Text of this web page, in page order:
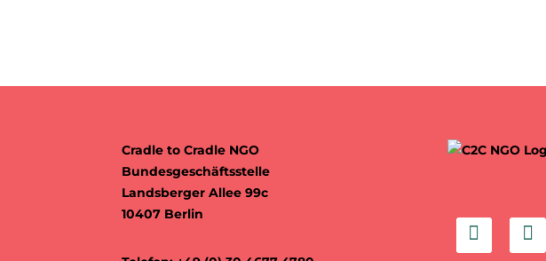
Cradle to Cradle NGO
Bundesgeschäftsstelle
Landsberger Allee 99c
10407 Berlin